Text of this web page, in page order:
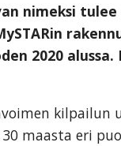
nimeksi
2020
kilpailun
maasta eri